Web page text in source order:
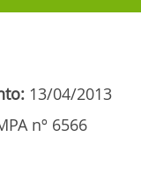
13/04/2013
nº 6566